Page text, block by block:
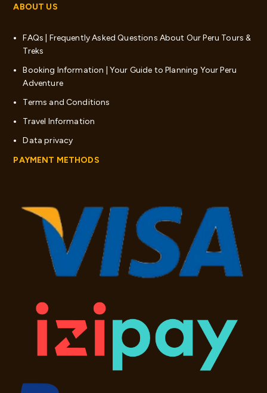
ABOUT US
FAQs | Frequently Asked Questions About Our Peru Tours &
Treks
Booking Information | Your Guide to Planning Your Peru
Adventure
Terms and Conditions
Travel Information
Data privacy
PAYMENT METHODS